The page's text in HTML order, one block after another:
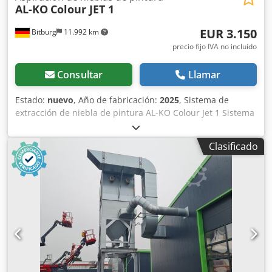
Bitburg 11.992 km
AL-KO Colour JET 1
EUR 3.150
precio fijo IVA no incluído
Consultar Llamar
Estado: nuevo, Año de fabricación: 2025, Sistema de
extracción de niebla de pintura AL-KO Colour Jet 1 Sistema
de extracción de niebla de pintura listo para usar, con una
superficie de filtro de 1 m², filtro previo y filtro fino.
Diámetro de conexión: 300 mm, motor de 1,5 kW (apto
para la instalación en la zona 22 según ATEX), interruptor
de 1 velocidad + cable de 5 m con enchufe y válvula de
mariposa. Dodobumr Sepfx Al Ssck Construcción compacta
de acero que ahorra espacio. Chasis con ruedas.
Extracción indirecta cerca del suelo. Totalmente
premontado. Con cable de conexión y dispositivo de
inversión de fase. Paneles laterales ajustables. Captación
optimizada de la niebla de pulverización mediante una
cubierta frontal patentada. Larga vida útil del filtro.
Clasificado